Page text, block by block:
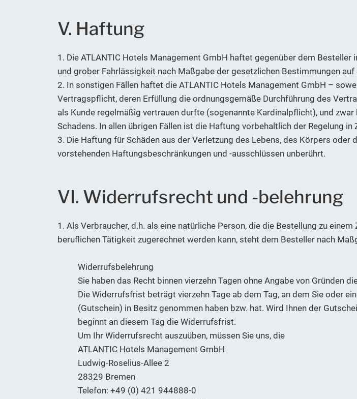
V. Haftung
1. Die ATLANTIC Hotels Management GmbH haftet gegenüber dem
und grober Fahrlässigkeit nach Maßgabe der gesetzlichen Bestimmungen
2. In sonstigen Fällen haftet die ATLANTIC Hotels Management GmbH –
Vertragspflicht, deren Erfüllung die ordnungsgemäße Durchführung des
als Kunde regelmäßig vertrauen durfte (sogenannte Kardinalpflicht), und
Schadens. In allen übrigen Fällen ist die Haftung vorbehaltlich der Regelung in
3. Die Haftung für Schäden aus der Verletzung des Lebens, des Körpers
vorstehenden Haftungsbeschränkungen und -ausschlüssen unberührt.
VI. Widerrufsrecht und -belehrung
1. Als Verbraucher, d.h. als eine natürliche Person, die die Bestellung zu
beruflichen Tätigkeit zugerechnet werden kann, steht dem Besteller nach
Widerrufsbelehrung
Sie haben das Recht binnen vierzehn Tagen ohne Angabe von Gründen
Die Widerrufsfrist beträgt vierzehn Tage ab dem Tag, an dem Sie oder
(Gutschein) in Besitz genommen haben bzw. hat. Wird Ihnen der
beginnt an diesem Tag die Widerrufsfrist.
Um Ihr Widerrufsrecht auszuüben, müssen Sie uns, die
ATLANTIC Hotels Management GmbH
Ludwig-Roselius-Allee 2
28329 Bremen
Telefon: +49 (0) 421 944888-0